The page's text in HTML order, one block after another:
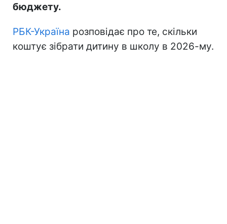
бюджету.
РБК-Україна розповідає про те, скільки
коштує зібрати дитину в школу в 2026-му.